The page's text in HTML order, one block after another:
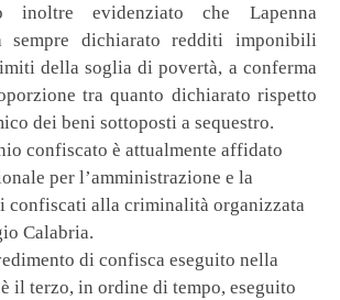
inoltre evidenziato che Lapenna
sempre dichiarato redditi imponibili
della soglia di povertà, a conferma
tra quanto dichiarato rispetto
dei beni sottoposti a sequestro.
confiscato è attualmente affidato
per l’amministrazione e la
confiscati alla criminalità organizzata
Calabria.
di confisca eseguito nella
il terzo, in ordine di tempo, eseguito